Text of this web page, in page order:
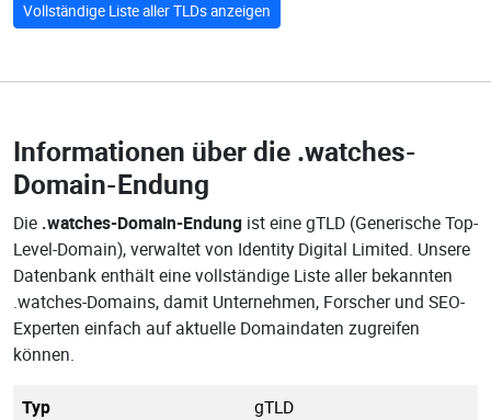
Vollständige Liste aller TLDs anzeigen
Informationen über die .watches-
Domain-Endung
Die .watches-Domain-Endung ist eine gTLD (Generische Top-
Level-Domain), verwaltet von Identity Digital Limited. Unsere
Datenbank enthält eine vollständige Liste aller bekannten
.watches-Domains, damit Unternehmen, Forscher und SEO-
Experten einfach auf aktuelle Domaindaten zugreifen
können.
Typ
gTLD